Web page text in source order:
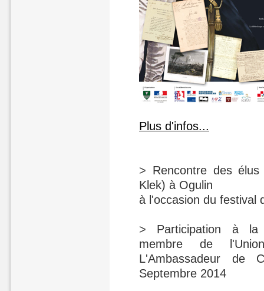
Plus d'infos...
> Rencontre des
Klek) à Ogulin
à l'occasion du festival
> Participation à la
membre de
L'Ambassadeur
Septembre 2014